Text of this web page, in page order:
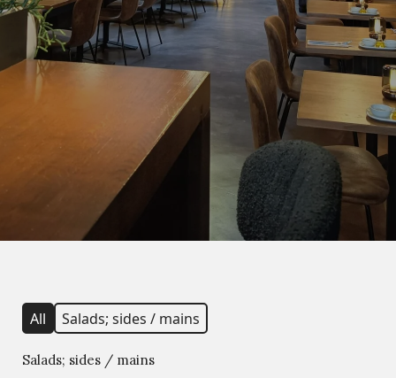
All Salads; sides / mains
Salads; sides / mains